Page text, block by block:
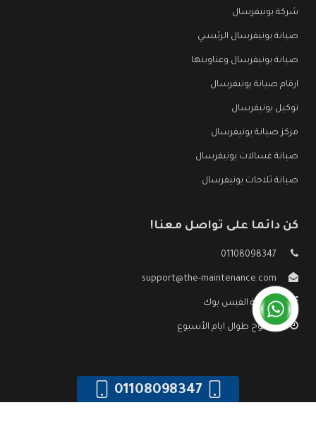
شركة يونيفرسال
صيانة يونيفرسال الرئيسي
صيانة يونيفرسال وعناوينها
ارقام صيانة يونيفرسال
توكيل يونيفرسال
مركز صيانة يونيفرسال
صيانة غسالات يونيفرسال
صيانة ثلاجات يونيفرسال
كن دائما على تواصل معنا!
01108098347
support@the-maintenance.com
صفحة الفيس بوك
مفتوح طوال ايام الأسبوع
01108098347